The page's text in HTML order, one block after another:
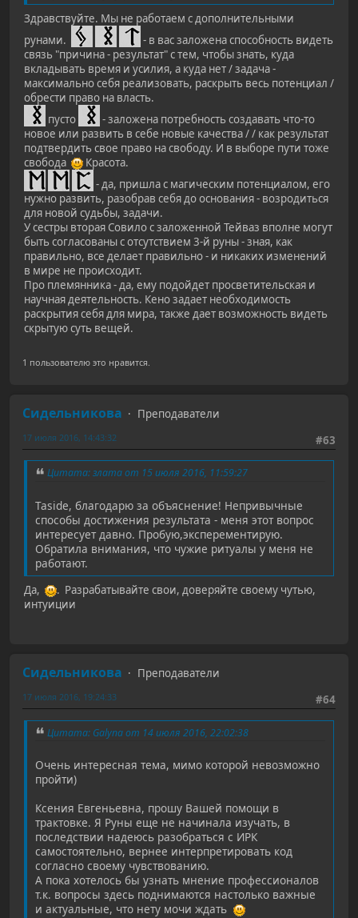
Здравствуйте. Мы не работаем с дополнительными
рунами.
- в вас заложена способность видеть
связь "причина - результат" с тем, чтобы знать, куда
вкладывать время и усилия, а куда нет / задача -
максимально себя реализовать, раскрыть весь потенциал /
обрести право на власть.
пусто
- заложена потребность создавать что-то
новое или развить в себе новые качества / / как результат
подтвердить свое право на свободу. И в выборе пути тоже
свобода
Красота.
- да, пришла с магическим потенциалом, его
нужно развить, разобрав себя до основания - возродиться
для новой судьбы, задачи.
У сестры вторая Совило с заложенной Тейваз вполне могут
быть согласованы с отсутствием 3-й руны - зная, как
правильно, все делает правильно - и никаких изменений
в мире не происходит.
Про племянника - да, ему подойдет просветительская и
научная деятельность. Кено задает необходимость
раскрытия себя для мира, также дает возможность видеть
скрытую суть вещей.
1 пользователю это нравится.
Сидельникова
Преподаватели
#63
17 июля 2016, 14:43:32
Цитата: злата от 15 июля 2016, 11:59:27
Taside, благодарю за объяснение! Непривычные
способы достижения результата - меня этот вопрос
интересует давно. Пробую,эксперементирую.
Обратила внимания, что чужие ритуалы у меня не
работают.
Да,
. Разрабатывайте свои, доверяйте своему чутью,
интуиции
Сидельникова
Преподаватели
#64
17 июля 2016, 19:24:33
Цитата: Galyna от 14 июля 2016, 22:02:38
Очень интересная тема, мимо которой невозможно
пройти)
Ксения Евгеньевна, прошу Вашей помощи в
трактовке. Я Руны еще не начинала изучать, в
последствии надеюсь разобраться с ИРК
самостоятельно, вернее интерпретировать код
согласно своему чувствованию.
А пока хотелось бы узнать мнение профессионалов
т.к. вопросы здесь поднимаются настолько важные
и актуальные, что нету мочи ждать